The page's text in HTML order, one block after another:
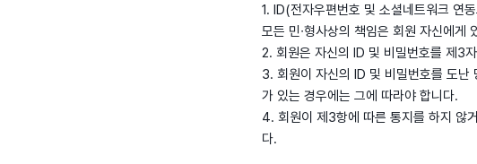
1. ID(전자우편번호 및 소셜네트워크 연
모든 민∙형사상의 책임은 회원 자신에게
2. 회원은 자신의 ID 및 비밀번호를 제3
3. 회원이 자신의 ID 및 비밀번호를 도난
가 있는 경우에는 그에 따라야 합니다.
4. 회원이 제3항에 따른 통지를 하지 않
다.